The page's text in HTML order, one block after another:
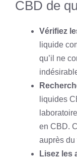
CBD de
Vérifiez
liquide
qu’il ne
liquides
en CBD.
auprès du
Lisez les